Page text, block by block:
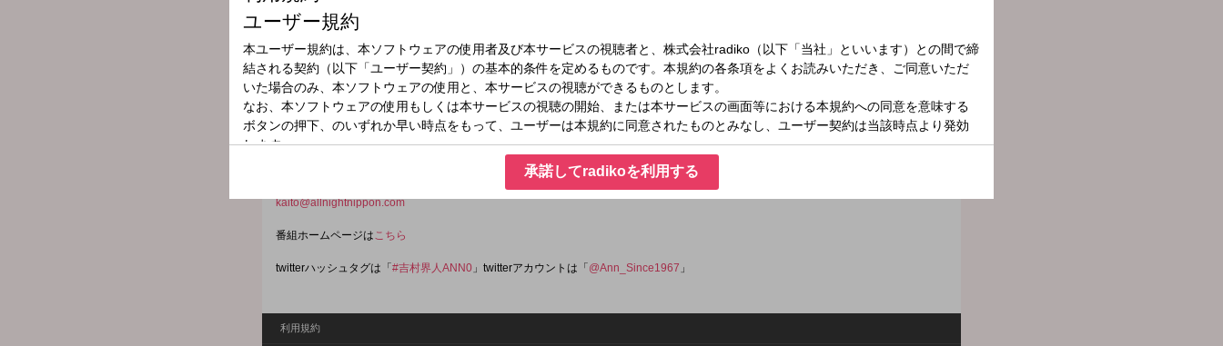
放送局
放送時間
2026年5月9日（土）27:00～29:00
番組名
吉村界人のオールナイトニッポン0(ZERO)
土曜も深夜3時からはオールナイトニッポン0(ZERO)！スペシャルなパーソナリティが週替わりで登場します！
番組は「17LIVE」でも映像付きで楽しむことができます。音声でも映像でもお楽しみください！ メールアドレス：
kaito@allnightnippon.com
番組ホームページはこちら
twitterハッシュタグは「 #吉村界人ANN0 」twitterアカウントは「 @Ann_Since1967 」
利用規約
承諾してradikoを利用する